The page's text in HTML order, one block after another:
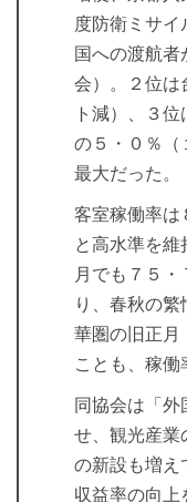
度防衛ミサイ
国への渡航者
会）。２位は
ト減）、３
の５・０％（
最大だった。
客室稼働率は
と高水準を維
月でも７５
り、春秋の
華圏の旧正月
ことも、稼働
同協会は「外
せ、観光産業
の新設も増え
収益率の向上